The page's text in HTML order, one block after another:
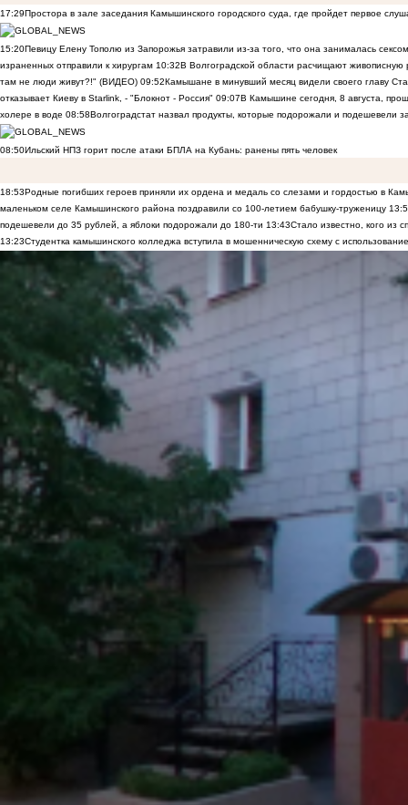
17:29Простора в зале заседания Камышинского городского суда, где пройдет первое
15:20Певицу Елену Тополю из Запорожья затравили из-за того, что она занималась
израненных отправили к хирургам 10:32В Волгоградской области расчищают
там не люди живут?!" (ВИДЕО) 09:52Камышане в минувший месяц видели своего главу
отказывает Киеву в Starlink, - "Блокнот - Россия" 09:07В Камышине сегодня, 8 августа,
холере в воде 08:58Волгоградстат назвал продукты, которые подорожали и подешевели
08:50Ильский НПЗ горит после атаки БПЛА на Кубань: ранены пять человек
18:53Родные погибших героев приняли их ордена и медаль со слезами и гордостью в
маленьком селе Камышинского района поздравили со 100-летием бабушку-труженицу
подешевели до 35 рублей, а яблоки подорожали до 180-ти 13:43Стало известно, кого из
13:23Студентка камышинского колледжа вступила в мошенническую схему с